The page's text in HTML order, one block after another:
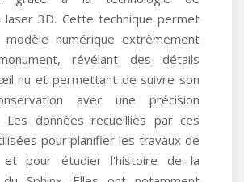
laser 3D. Cette technique permet
numérique extrêmement
révélant des détails
nu et permettant de suivre son
avec une précision
Les données recueillies par ces
pour planifier les travaux de
et pour étudier l'histoire de la